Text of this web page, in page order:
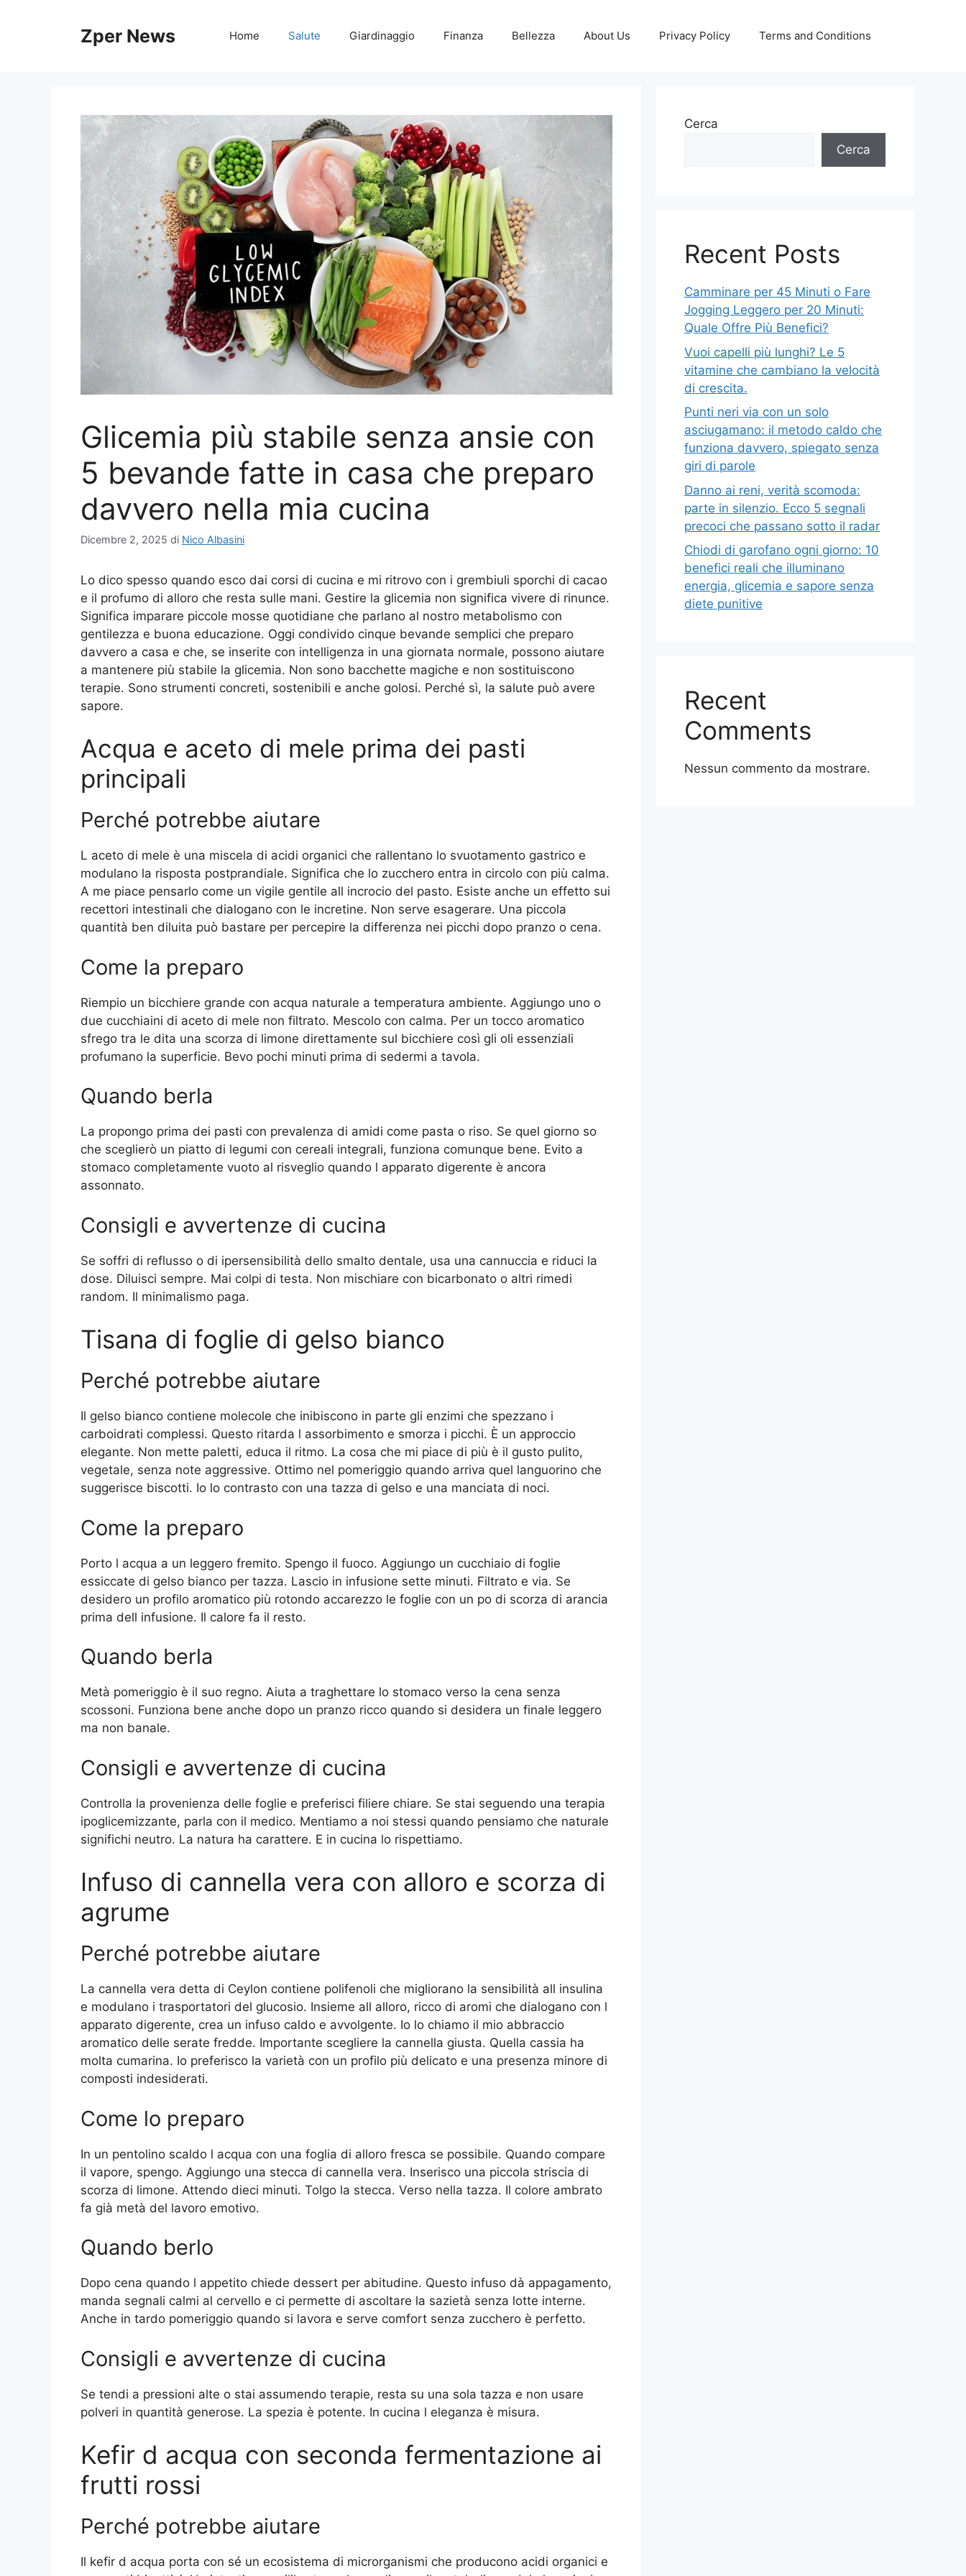
Zper News Home Salute Giardinaggio Finanza Bellezza About Us Privacy Policy Terms and Conditions
Glicemia più stabile senza ansie con
5 bevande fatte in casa che preparo
davvero nella mia cucina
Dicembre 2, 2025 di Nico Albasini
Lo dico spesso quando esco dai corsi di cucina e mi ritrovo con i grembiuli sporchi di cacao
e il profumo di alloro che resta sulle mani. Gestire la glicemia non significa vivere di rinunce.
Significa imparare piccole mosse quotidiane che parlano al nostro metabolismo con
gentilezza e buona educazione. Oggi condivido cinque bevande semplici che preparo
davvero a casa e che, se inserite con intelligenza in una giornata normale, possono aiutare
a mantenere più stabile la glicemia. Non sono bacchette magiche e non sostituiscono
terapie. Sono strumenti concreti, sostenibili e anche golosi. Perché sì, la salute può avere
sapore.
Acqua e aceto di mele prima dei pasti
principali
Perché potrebbe aiutare
L aceto di mele è una miscela di acidi organici che rallentano lo svuotamento gastrico e
modulano la risposta postprandiale. Significa che lo zucchero entra in circolo con più calma.
A me piace pensarlo come un vigile gentile all incrocio del pasto. Esiste anche un effetto sui
recettori intestinali che dialogano con le incretine. Non serve esagerare. Una piccola
quantità ben diluita può bastare per percepire la differenza nei picchi dopo pranzo o cena.
Come la preparo
Riempio un bicchiere grande con acqua naturale a temperatura ambiente. Aggiungo uno o
due cucchiaini di aceto di mele non filtrato. Mescolo con calma. Per un tocco aromatico
sfrego tra le dita una scorza di limone direttamente sul bicchiere così gli oli essenziali
profumano la superficie. Bevo pochi minuti prima di sedermi a tavola.
Quando berla
La propongo prima dei pasti con prevalenza di amidi come pasta o riso. Se quel giorno so
che sceglierò un piatto di legumi con cereali integrali, funziona comunque bene. Evito a
stomaco completamente vuoto al risveglio quando l apparato digerente è ancora
assonnato.
Consigli e avvertenze di cucina
Se soffri di reflusso o di ipersensibilità dello smalto dentale, usa una cannuccia e riduci la
dose. Diluisci sempre. Mai colpi di testa. Non mischiare con bicarbonato o altri rimedi
random. Il minimalismo paga.
Tisana di foglie di gelso bianco
Perché potrebbe aiutare
Il gelso bianco contiene molecole che inibiscono in parte gli enzimi che spezzano i
carboidrati complessi. Questo ritarda l assorbimento e smorza i picchi. È un approccio
elegante. Non mette paletti, educa il ritmo. La cosa che mi piace di più è il gusto pulito,
vegetale, senza note aggressive. Ottimo nel pomeriggio quando arriva quel languorino che
suggerisce biscotti. Io lo contrasto con una tazza di gelso e una manciata di noci.
Come la preparo
Porto l acqua a un leggero fremito. Spengo il fuoco. Aggiungo un cucchiaio di foglie
essiccate di gelso bianco per tazza. Lascio in infusione sette minuti. Filtrato e via. Se
desidero un profilo aromatico più rotondo accarezzo le foglie con un po di scorza di arancia
prima dell infusione. Il calore fa il resto.
Quando berla
Metà pomeriggio è il suo regno. Aiuta a traghettare lo stomaco verso la cena senza
scossoni. Funziona bene anche dopo un pranzo ricco quando si desidera un finale leggero
ma non banale.
Consigli e avvertenze di cucina
Controlla la provenienza delle foglie e preferisci filiere chiare. Se stai seguendo una terapia
ipoglicemizzante, parla con il medico. Mentiamo a noi stessi quando pensiamo che naturale
significhi neutro. La natura ha carattere. E in cucina lo rispettiamo.
Infuso di cannella vera con alloro e scorza di
agrume
Perché potrebbe aiutare
La cannella vera detta di Ceylon contiene polifenoli che migliorano la sensibilità all insulina
e modulano i trasportatori del glucosio. Insieme all alloro, ricco di aromi che dialogano con l
apparato digerente, crea un infuso caldo e avvolgente. Io lo chiamo il mio abbraccio
aromatico delle serate fredde. Importante scegliere la cannella giusta. Quella cassia ha
molta cumarina. Io preferisco la varietà con un profilo più delicato e una presenza minore di
composti indesiderati.
Come lo preparo
In un pentolino scaldo l acqua con una foglia di alloro fresca se possibile. Quando compare
il vapore, spengo. Aggiungo una stecca di cannella vera. Inserisco una piccola striscia di
scorza di limone. Attendo dieci minuti. Tolgo la stecca. Verso nella tazza. Il colore ambrato
fa già metà del lavoro emotivo.
Quando berlo
Dopo cena quando l appetito chiede dessert per abitudine. Questo infuso dà appagamento,
manda segnali calmi al cervello e ci permette di ascoltare la sazietà senza lotte interne.
Anche in tardo pomeriggio quando si lavora e serve comfort senza zucchero è perfetto.
Consigli e avvertenze di cucina
Se tendi a pressioni alte o stai assumendo terapie, resta su una sola tazza e non usare
polveri in quantità generose. La spezia è potente. In cucina l eleganza è misura.
Kefir d acqua con seconda fermentazione ai
frutti rossi
Perché potrebbe aiutare
Il kefir d acqua porta con sé un ecosistema di microrganismi che producono acidi organici e
Cerca
Cerca
Recent Posts
Camminare per 45 Minuti o Fare
Jogging Leggero per 20 Minuti:
Quale Offre Più Benefici?
Vuoi capelli più lunghi? Le 5
vitamine che cambiano la velocità
di crescita.
Punti neri via con un solo
asciugamano: il metodo caldo che
funziona davvero, spiegato senza
giri di parole
Danno ai reni, verità scomoda:
parte in silenzio. Ecco 5 segnali
precoci che passano sotto il radar
Chiodi di garofano ogni giorno: 10
benefici reali che illuminano
energia, glicemia e sapore senza
diete punitive
Recent
Comments
Nessun commento da mostrare.